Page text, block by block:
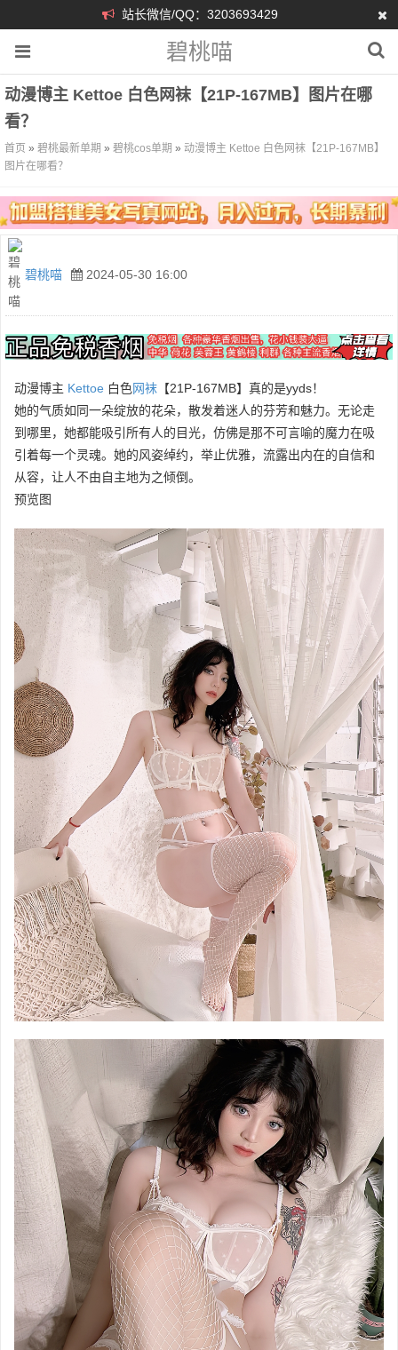
站长微信/QQ：3203693429
碧桃喵
动漫博主 Kettoe 白色网袜【21P-167MB】图片在哪
看？
首页 » 碧桃最新单期 » 碧桃cos单期 » 动漫博主 Kettoe 白色网袜【21P-167MB】
图片在哪看？
碧桃喵 2024-05-30 16:00
动漫博主 Kettoe 白色网袜 【21P-167MB】真的是yyds！
她的气质如同一朵绽放的花朵，散发着迷人的芬芳和魅力。无论走
到哪里，她都能吸引所有人的目光，仿佛是那不可言喻的魔力在吸
引着每一个灵魂。她的风姿绰约，举止优雅，流露出内在的自信和
从容，让人不由自主地为之倾倒。
预览图